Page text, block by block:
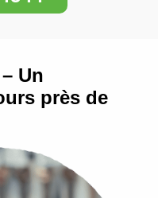
Un
près de